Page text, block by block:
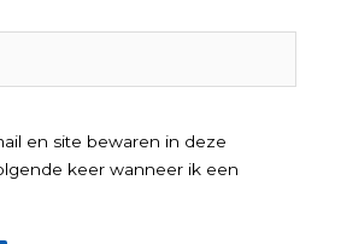
en site bewaren in deze
keer wanneer ik een